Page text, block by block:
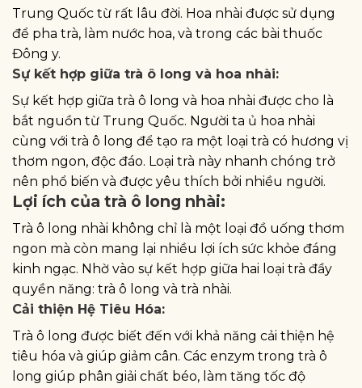
Trung Quốc từ rất lâu đời. Hoa nhài được sử dụng
để pha trà, làm nước hoa, và trong các bài thuốc
Đông y.
Sự kết hợp giữa trà ô long và hoa nhài:
Sự kết hợp giữa trà ô long và hoa nhài được cho là
bắt nguồn từ Trung Quốc. Người ta ủ hoa nhài
cùng với trà ô long để tạo ra một loại trà có hương vị
thơm ngon, độc đáo. Loại trà này nhanh chóng trở
nên phổ biến và được yêu thích bởi nhiều người.
Lợi ích của trà ô long nhài:
Trà ô long nhài không chỉ là một loại đồ uống thơm
ngon mà còn mang lại nhiều lợi ích sức khỏe đáng
kinh ngạc. Nhờ vào sự kết hợp giữa hai loại trà đầy
quyền năng: trà ô long và trà nhài.
Cải thiện Hệ Tiêu Hóa:
Trà ô long được biết đến với khả năng cải thiện hệ
tiêu hóa và giúp giảm cân. Các enzym trong trà ô
long giúp phân giải chất béo, làm tăng tốc độ